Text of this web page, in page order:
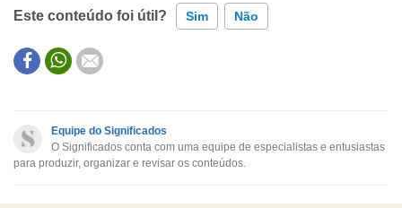
Este conteúdo foi útil? Sim Não
Este conteúdo não tem a informação que procuro
Outro
Equipe do Significados
O Significados conta com uma equipe de especialistas e entusiastas
para produzir, organizar e revisar os conteúdos.